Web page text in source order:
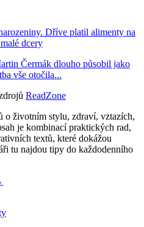
Dříve platil alimenty na
dcery
Čermák dlouho působil jako
vše otočila...
ReadZone
o životním stylu, zdraví, vztazích,
je kombinací praktických rad,
textů, které dokážou
tu najdou tipy do každodenního